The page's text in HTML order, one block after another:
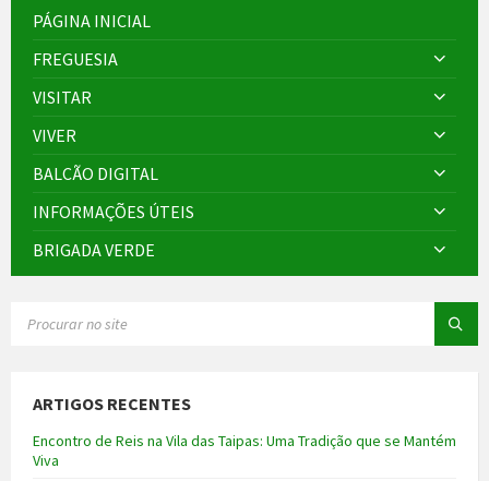
PÁGINA INICIAL
FREGUESIA
VISITAR
VIVER
BALCÃO DIGITAL
INFORMAÇÕES ÚTEIS
BRIGADA VERDE
ARTIGOS RECENTES
Encontro de Reis na Vila das Taipas: Uma Tradição que se Mantém
Viva